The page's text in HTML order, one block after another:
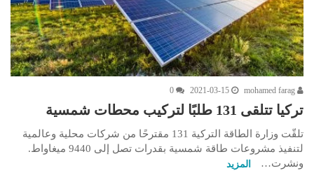
2021-03-15
0
تركيا تتلقى 131 طلبًا لتركيب محطات شمسية
تلقّت وزارة الطاقة التركية 131 مقترحًا من شركات محلية وعالمية
لتنفيذ مشروعات طاقة شمسية بقدرات تصل إلى 9440 ميغاواط.
ونشرت…
المزيد